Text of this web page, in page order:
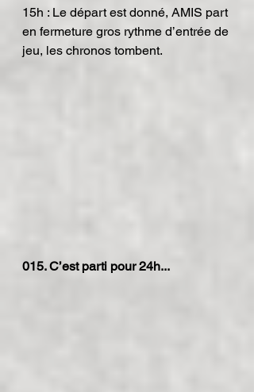
15h : Le départ est donné, AMIS part
en fermeture gros rythme d’entrée de
jeu, les chronos tombent.
015. C’est parti pour 24h...